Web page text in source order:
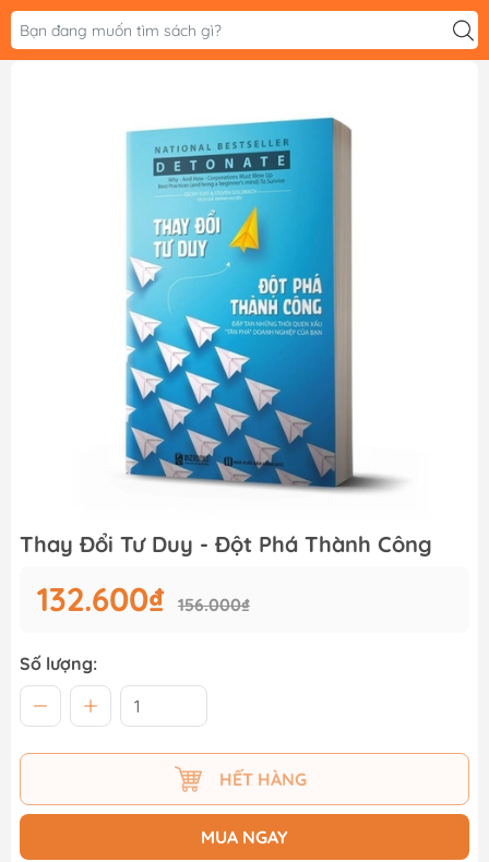
Thay Đổi Tư Duy - Đột Phá Thành Công
132.600₫ 156.000₫
Số lượng:
HẾT HÀNG
MUA NGAY